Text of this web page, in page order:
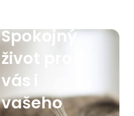
Spokojný
život pro
vás i
vašeho